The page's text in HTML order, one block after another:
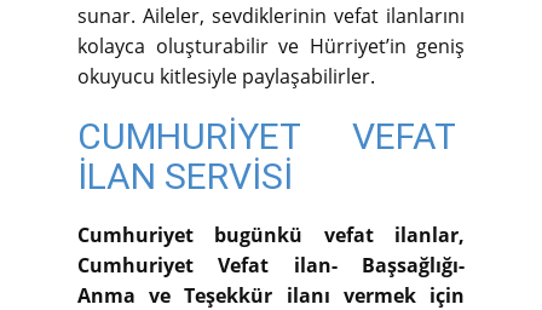
sunar. Aileler, sevdiklerinin vefat ilanlarını
kolayca oluşturabilir ve Hürriyet’in geniş
okuyucu kitlesiyle paylaşabilirler.
CUMHURİYET VEFAT
İLAN SERVİSİ
Cumhuriyet bugünkü vefat ilanlar,
Cumhuriyet Vefat ilan- Başsağlığı-
Anma ve Teşekkür ilanı vermek için